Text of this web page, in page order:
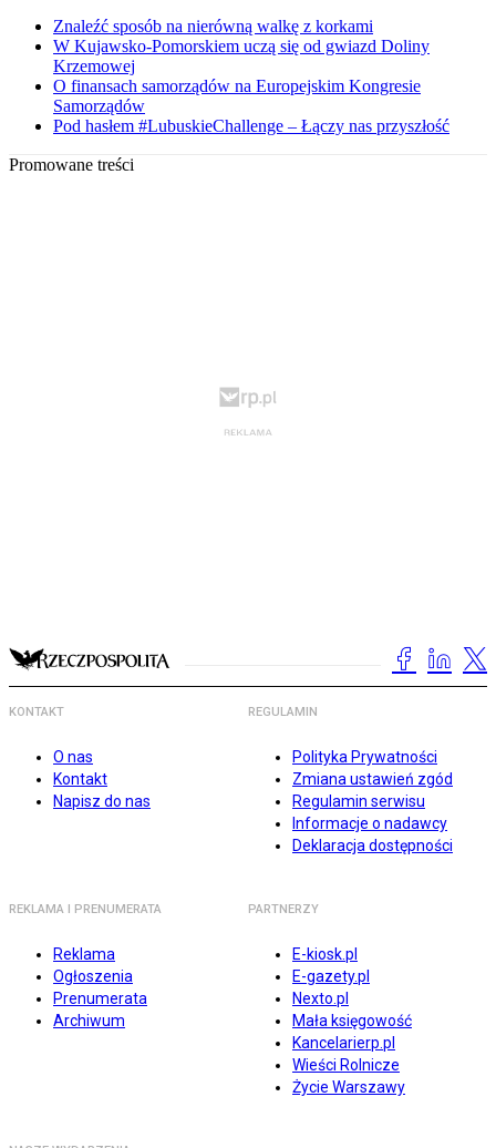
Znaleźć sposób na nierówną walkę z korkami
W Kujawsko-Pomorskiem uczą się od gwiazd Doliny
Krzemowej
O finansach samorządów na Europejskim Kongresie
Samorządów
Pod hasłem #LubuskieChallenge – Łączy nas przyszłość
Promowane treści
KONTAKT
O nas
Kontakt
Napisz do nas
REGULAMIN
Polityka Prywatności
Zmiana ustawień zgód
Regulamin serwisu
Informacje o nadawcy
Deklaracja dostępności
REKLAMA I PRENUMERATA
Reklama
Ogłoszenia
Prenumerata
Archiwum
PARTNERZY
E-kiosk.pl
E-gazety.pl
Nexto.pl
Mała księgowość
Kancelarierp.pl
Wieści Rolnicze
Życie Warszawy